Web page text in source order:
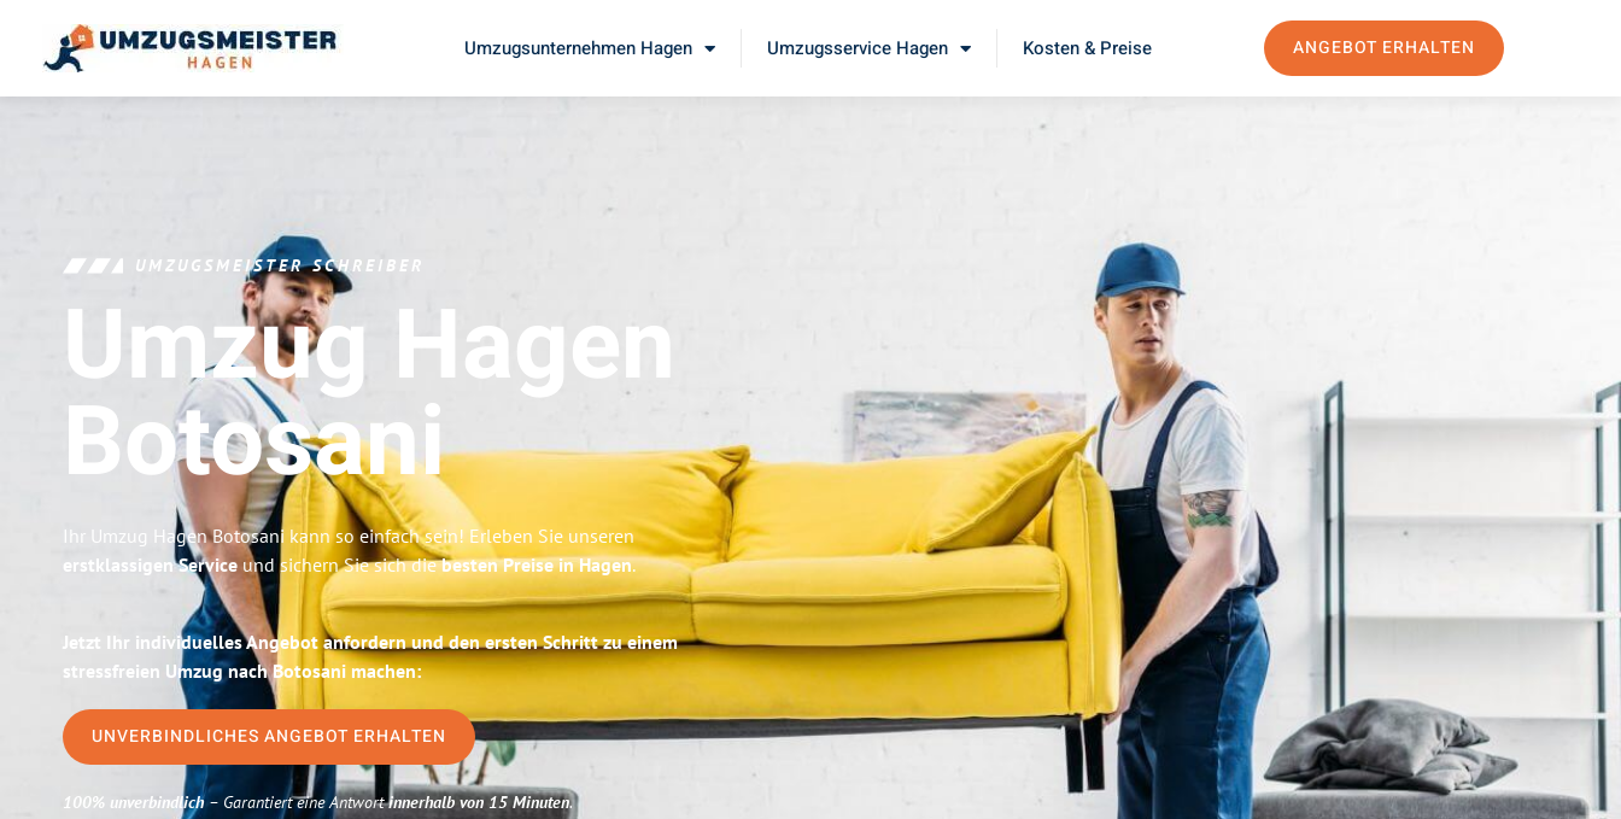
Umzugsunternehmen Hagen Umzugsservice Hagen Kosten & Preise ANGEBOT ERHALTEN
UMZUGSMEISTER SCHREIBER
Umzug Hagen
Botosani
Ihr Umzug Hagen Botosani kann so einfach sein! Erleben Sie unseren
erstklassigen Service und sichern Sie sich diebesten Preise in Hagen.
Jetzt Ihr individuelles Angebot anfordern und den ersten Schritt zu einem
stressfreien Umzug nach Botosani machen:
UNVERBINDLICHES ANGEBOT ERHALTEN
100% unverbindlich– Garantiert eine Antwortinnerhalb von 15 Minuten.